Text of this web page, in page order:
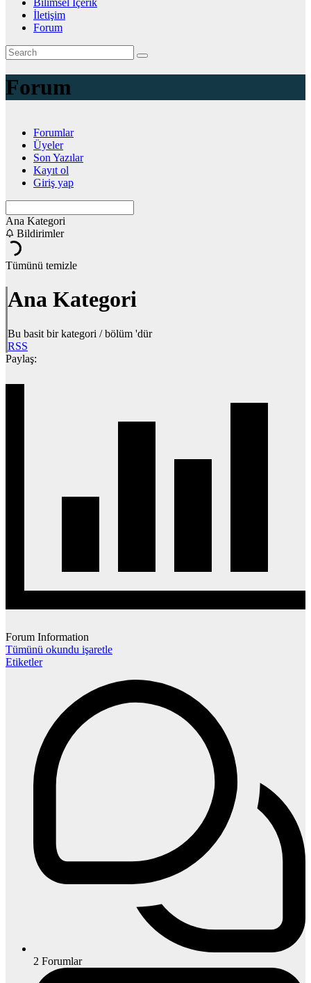
İletişim
Forum
Forum
Forumlar
Üyeler
Son Yazılar
Kayıt ol
Giriş yap
Ana Kategori
Bildirimler
Tümünü temizle
Ana Kategori
Bu basit bir kategori / bölüm 'dür
RSS
Paylaş:
Forum Information
Tümünü okundu işaretle
Etiketler
2 Forumlar